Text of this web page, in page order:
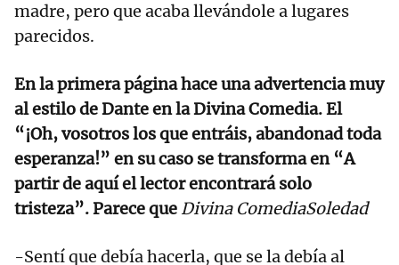
madre, pero que acaba llevándole a lugares
parecidos.
En la primera página hace una advertencia muy
al estilo de Dante en la Divina Comedia. El
“¡Oh, vosotros los que entráis, abandonad toda
esperanza!” en su caso se transforma en “A
partir de aquí el lector encontrará solo
tristeza”. Parece que Divina ComediaSoledad
-Sentí que debía hacerla, que se la debía al